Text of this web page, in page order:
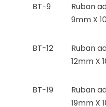
BT-9
Ruban
9mm X
BT-12
Ruban
12mm X
BT-19
Ruban
19mm X